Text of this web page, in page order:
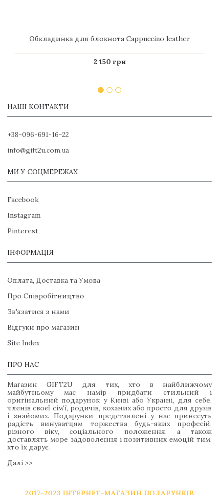
Обкладинка для блокнота Cappuccino leather
2 150 грн
НАШІ КОНТАКТИ
+38-096-691-16-22
info@gift2u.com.ua
МИ У СОЦМЕРЕЖАХ
Facebook
Instagram
Pinterest
ІНФОРМАЦІЯ
Оплата, Доставка та Умова
Про Співробітництво
Зв'язатися з нами
Відгуки про магазин
Site Index
ПРО НАС
Магазин GIFT2U для тих, хто в найближчому
майбутньому має намір придбати стильний і
оригінальний подарунок у Київі або Україні, для себе,
членів своєї сім'ї, родичів, коханих або просто для друзів
і знайомих. Подарунки представлені у нас принесуть
радість винуватцям торжества будь-яких професій,
різного віку, соціального положення, а також
доставлять море задоволення і позитивних емоцій тим,
хто їх дарує.
Далі >>
2017-2023 ІНТЕРНЕТ-МАГАЗИН ПОДАРУНКІВ